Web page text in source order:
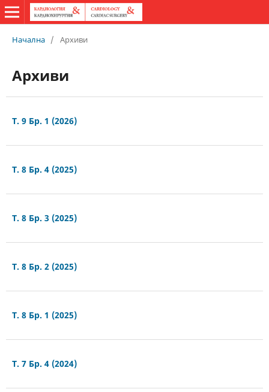
Начална / Архиви
Архиви
Т. 9 Бр. 1 (2026)
Т. 8 Бр. 4 (2025)
Т. 8 Бр. 3 (2025)
Т. 8 Бр. 2 (2025)
Т. 8 Бр. 1 (2025)
Т. 7 Бр. 4 (2024)